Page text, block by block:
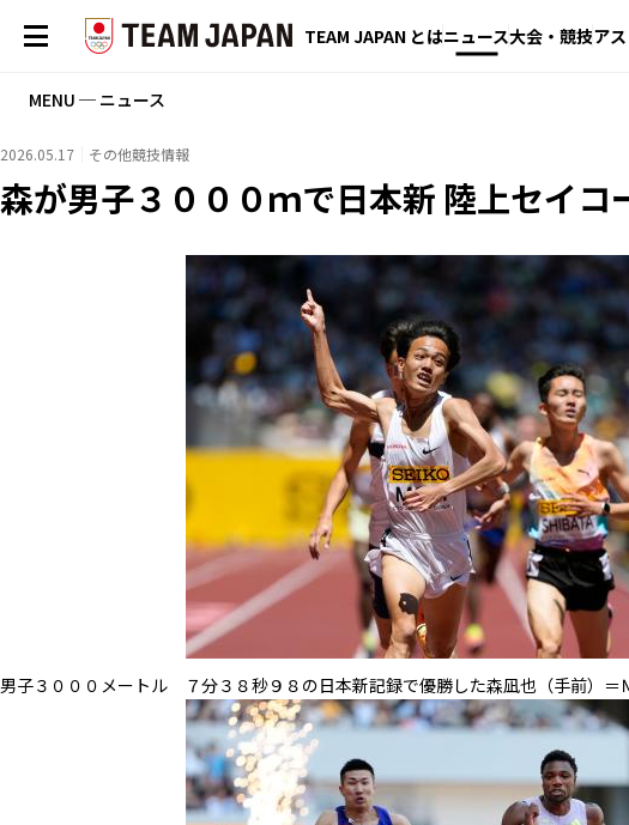
TEAM JAPAN とはニュース大会・競技ア
MENU ─ ニュース
2026.05.17 その他競技情報
森が男子３０００ｍで日本新 陸上セイコ
男子３０００メートル ７分３８秒９８の日本新記録で優勝した森凪也（手前）＝